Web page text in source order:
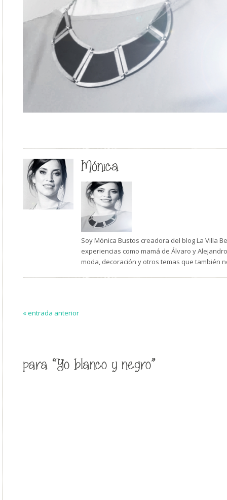
Mónica
Soy Mónica Bustos creadora del blog La Villa
experiencias como mamá de Álvaro y
moda, decoración y otros temas que también
« entrada anterior
para “Yo blanco y negro”